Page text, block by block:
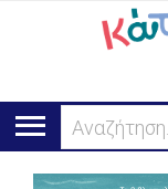
Αναζήτηση...